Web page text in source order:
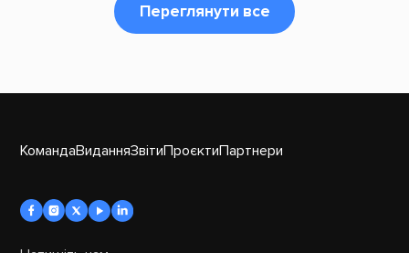
Переглянути все
КомандаВиданняЗвітиПроєктиПартнери